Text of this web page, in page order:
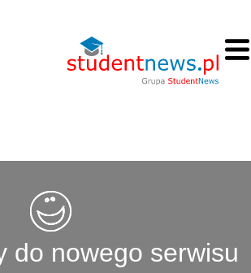
do nowego serwisu